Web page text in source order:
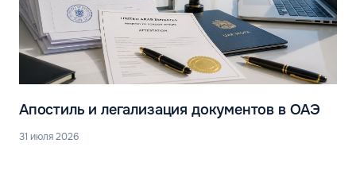
Апостиль и легализация документов в ОАЭ
31 июля 2026